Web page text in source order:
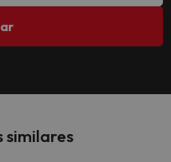
similares